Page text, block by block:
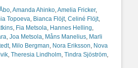
,Amanda Ahinko,Amelia Fricker,
Topoeva, Bianca Flöjt, Celiné Flöjt,
, Fia Metsola, Hannes Helling,
, Joa Metsola, Måns Manelius, Marli
, Milo Bergman, Nora Eriksson, Nova
, Theresia Lindholm, Tindra Sjöström,